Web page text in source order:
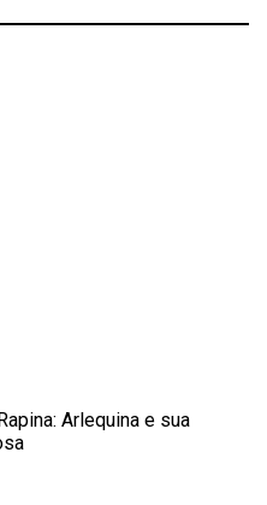
Arlequina e sua